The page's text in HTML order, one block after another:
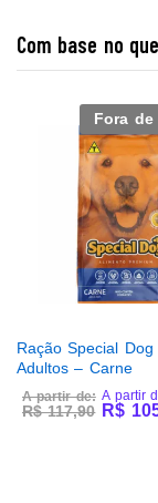
Com base no
Fora
Ração Special Dog
Adultos – Carne
A partir de:
R$117,90
A partir
R$